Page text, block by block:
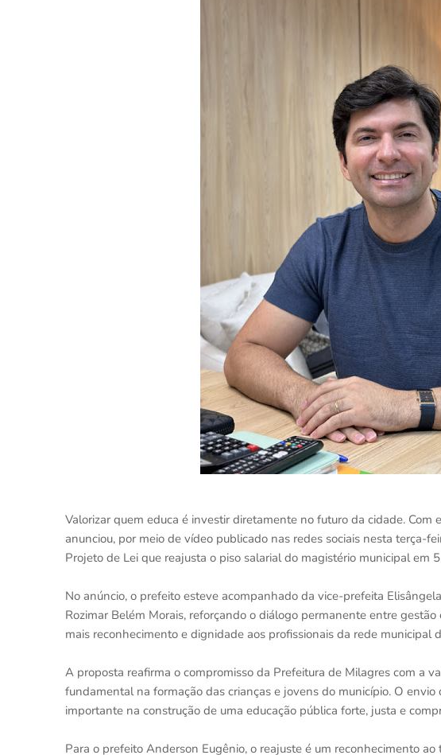
Valorizar quem educa é investir diretamente no futuro da cidade. Com
anunciou, por meio de vídeo publicado nas redes sociais nesta terça-
Projeto de Lei que reajusta o piso salarial do magistério municipal em
No anúncio, o prefeito esteve acompanhado da vice-prefeita
Rozimar Belém Morais, reforçando o diálogo permanente entre
mais reconhecimento e dignidade aos profissionais da rede municipal
A proposta reafirma o compromisso da Prefeitura de Milagres com a
fundamental na formação das crianças e jovens do município. O
importante na construção de uma educação pública forte, justa e
Para o prefeito Anderson Eugênio, o reajuste é um reconhecimento